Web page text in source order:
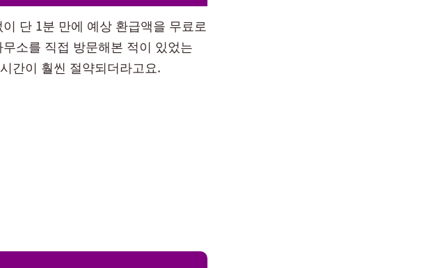
단 1분 만에 예상 환급액을 무료로
소를 직접 방문해본 적이 있었는
간이 훨씬 절약되더라고요.